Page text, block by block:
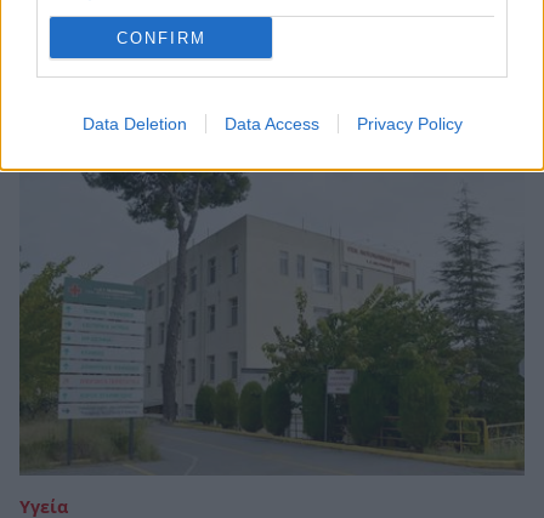
CONFIRM
Data Deletion Data Access Privacy Policy
Σπάρτη: Δωρεά 9θέσιου οχήματος για το
Τμήμα Αιμοδοσίας, του Νοσοκομείου
Υγεία